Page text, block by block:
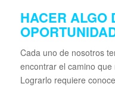
HACER ALGO
Cada uno de nosotros
encontrar el camino
Lograrlo requiere